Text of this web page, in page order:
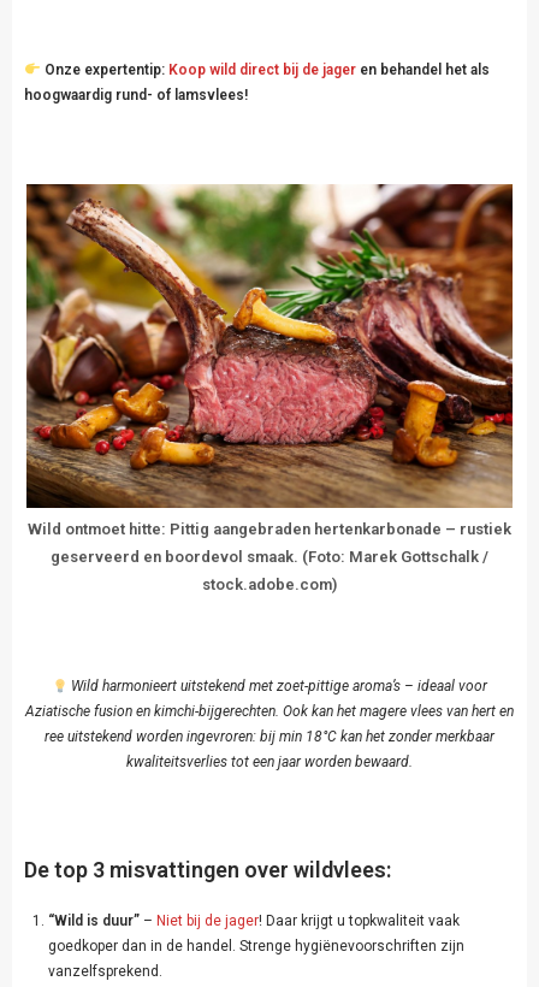
Onze expertentip: Koop wild direct bij de jageren behandel het als
hoogwaardig rund- of lamsvlees!
Wild ontmoet hitte: Pittig aangebraden hertenkarbonade – rustiek
geserveerd en boordevol smaak. (Foto: Marek Gottschalk /
stock.adobe.com)
Wild harmonieert uitstekend met zoet-pittige aroma’s – ideaal voor
Aziatische fusion en kimchi-bijgerechten. Ook kan het magere vlees van hert en
ree uitstekend worden ingevroren: bij min 18°C kan het zonder merkbaar
kwaliteitsverlies tot een jaar worden bewaard.
De top 3 misvattingen over wildvlees:
“Wild is duur” – Niet bij de jager! Daar krijgt u topkwaliteit vaak
goedkoper dan in de handel. Strenge hygiënevoorschriften zijn
vanzelfsprekend.